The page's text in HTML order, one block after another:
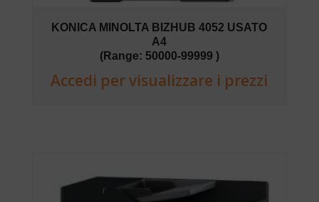
KONICA MINOLTA BIZHUB 4052 USATO
A4
(Range: 50000-99999 )
Accedi per visualizzare i prezzi